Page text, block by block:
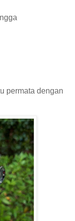
permata dengan